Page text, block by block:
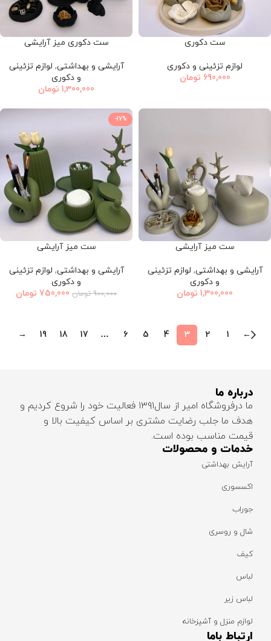
ست دکوری
لوازم تزئینی و دکوری
690,000 تومان
ست دکوری میز آرایشی
آرایشی و بهداشتی, لوازم تزئینی
و دکوری
1,300,000 تومان
ست میز آرایشی
آرایشی و بهداشتی, لوازم تزئینی
و دکوری
1,300,000 تومان
-17%
ست میز آرایشی
آرایشی و بهداشتی, لوازم تزئینی
و دکوری
900,000 تومان 750,000 تومان
←
1
2
3
4
5
6
…
17
18
19
→
درباره ما
ما درفروشگاه امیر از سال۱۳۹۱ فعالیت خود را شروع کردیم و
هدف ما جلب رضایت مشتری بر اساس کیفیت بالا و
قیمت مناسب بوده است.
خدمات و محصولات
آرایش بهداشتی
اکسسوری
جوراب
شال و روسری
کیف
لباس
لباس زیر
لوازم منزل و آشپزخانه
ارتباط باما